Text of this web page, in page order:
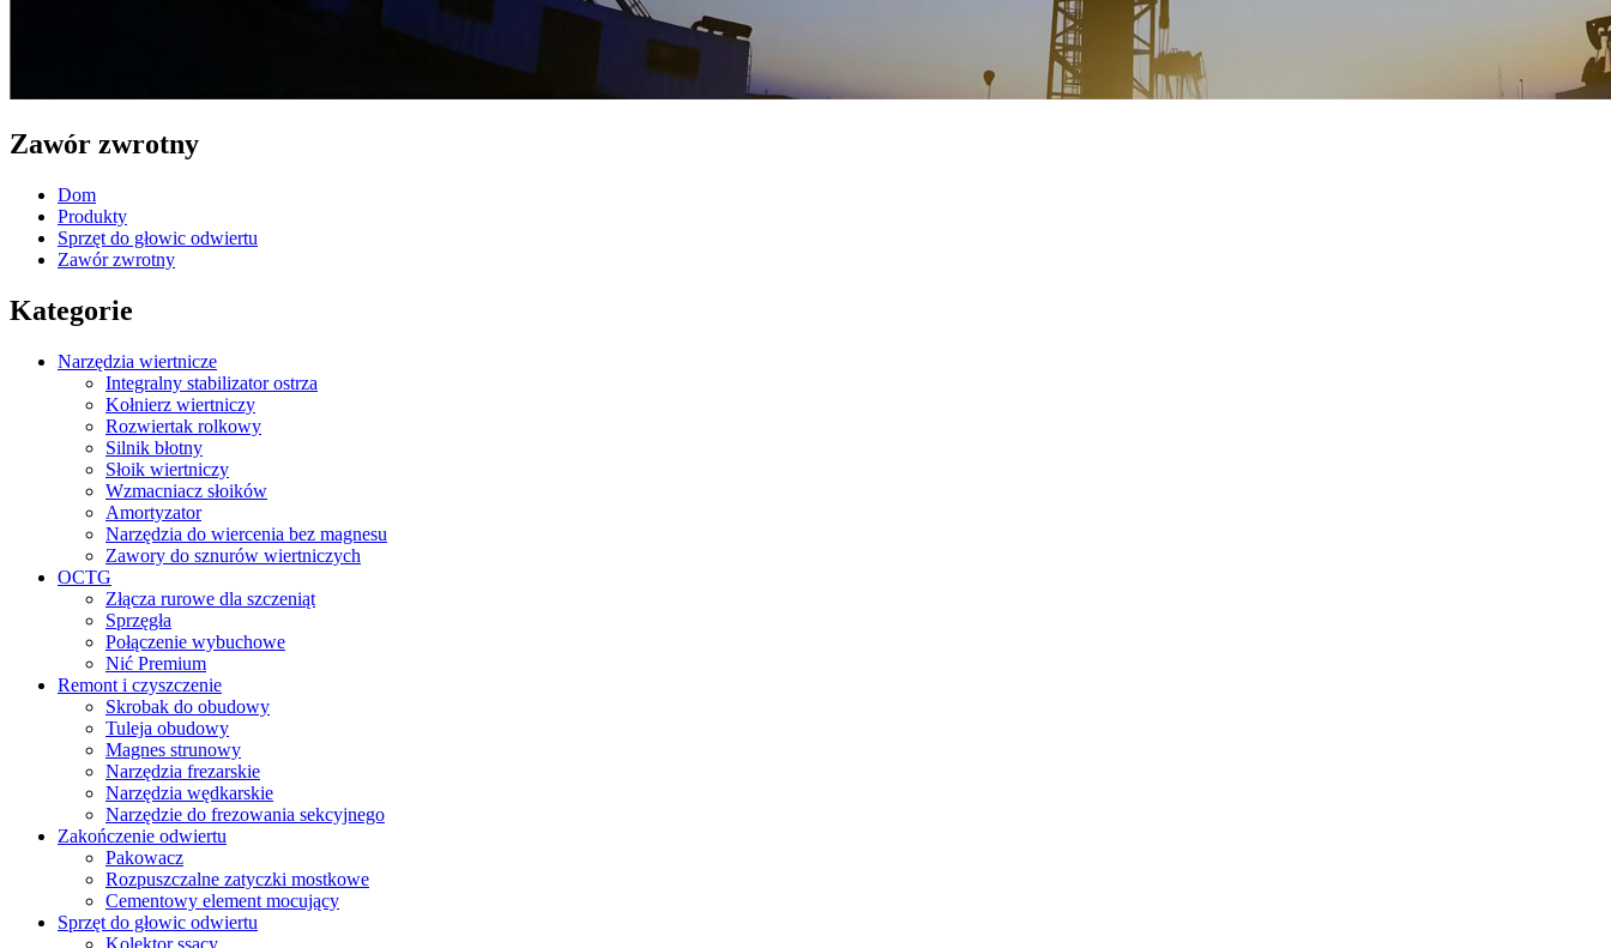
Zawór zwrotny
Dom
Produkty
Sprzęt do głowic odwiertu
Zawór zwrotny
Kategorie
Narzędzia wiertnicze
Integralny stabilizator ostrza
Kołnierz wiertniczy
Rozwiertak rolkowy
Silnik błotny
Słoik wiertniczy
Wzmacniacz słoików
Amortyzator
Narzędzia do wiercenia bez magnesu
Zawory do sznurów wiertniczych
OCTG
Złącza rurowe dla szczeniąt
Sprzęgła
Połączenie wybuchowe
Nić Premium
Remont i czyszczenie
Skrobak do obudowy
Tuleja obudowy
Magnes strunowy
Narzędzia frezarskie
Narzędzia wędkarskie
Narzędzie do frezowania sekcyjnego
Zakończenie odwiertu
Pakowacz
Rozpuszczalne zatyczki mostkowe
Cementowy element mocujący
Sprzęt do głowic odwiertu
Kolektor ssący